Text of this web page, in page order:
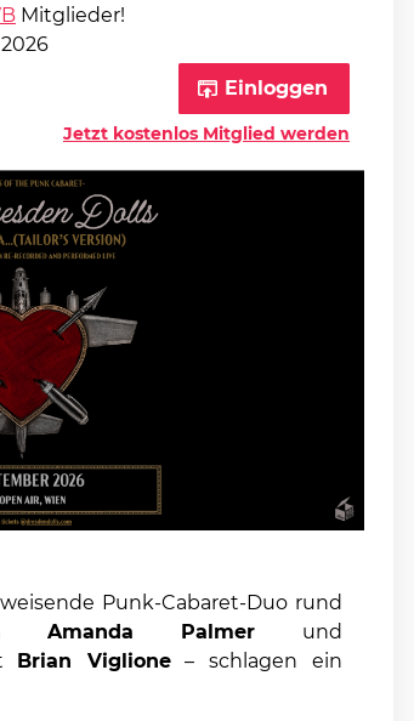
Mitglieder!
Einloggen
Jetzt kostenlos Mitglied werden
Punk-Cabaret-Duo rund
Amanda Palmer und
Brian Viglione– schlagen ein